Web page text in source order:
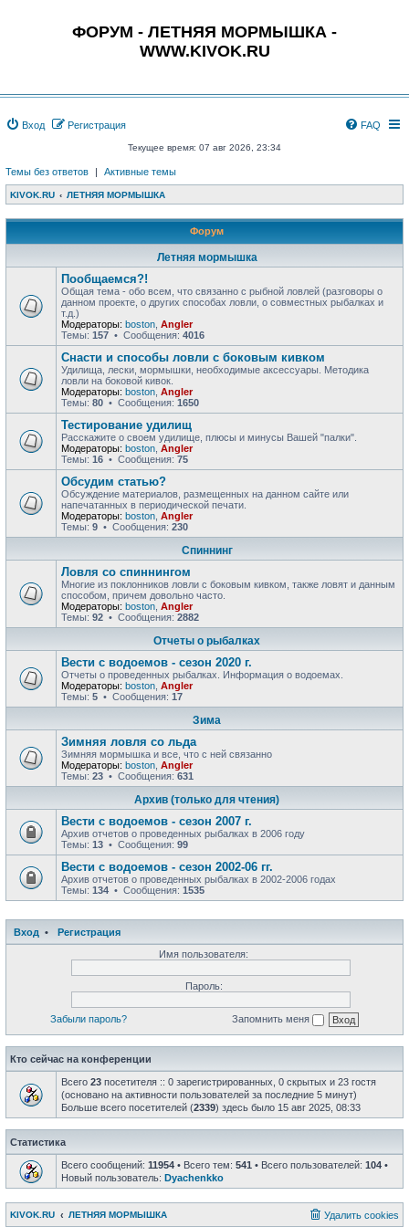
ФОРУМ - ЛЕТНЯЯ МОРМЫШКА -
WWW.KIVOK.RU
Вход Регистрация FAQ
Текущее время: 07 авг 2026, 23:34
Темы без ответов | Активные темы
KIVOK.RU ЛЕТНЯЯ МОРМЫШКА
Форум
Летняя мормышка
Пообщаемся?!
Общая тема - обо всем, что связанно с рыбной ловлей (разговоры о
данном проекте, о других способах ловли, о совместных рыбалках и
т.д.)
Модераторы: boston Angler
Темы: 157 • Сообщения: 4016
Снасти и способы ловли с боковым кивком
Удилища, лески, мормышки, необходимые аксессуары. Методика
ловли на боковой кивок.
Модераторы: boston Angler
Темы: 80 • Сообщения: 1650
Тестирование удилищ
Расскажите о своем удилище, плюсы и минусы Вашей "палки".
Модераторы: boston Angler
Темы: 16 • Сообщения: 75
Обсудим статью?
Обсуждение материалов, размещенных на данном сайте или
напечатанных в периодической печати.
Модераторы: boston Angler
Темы: 9 • Сообщения: 230
Спиннинг
Ловля со спиннингом
Многие из поклонников ловли с боковым кивком, также ловят и данным
способом, причем довольно часто.
Модераторы: boston Angler
Темы: 92 • Сообщения: 2882
Отчеты о рыбалках
Вести с водоемов - сезон 2020 г.
Отчеты о проведенных рыбалках. Информация о водоемах.
Модераторы: boston Angler
Темы: 5 • Сообщения: 17
Зима
Зимняя ловля со льда
Зимняя мормышка и все, что с ней связанно
Модераторы: boston Angler
Темы: 23 • Сообщения: 631
Архив (только для чтения)
Вести с водоемов - сезон 2007 г.
Архив отчетов о проведенных рыбалках в 2006 году
Темы: 13 • Сообщения: 99
Вести с водоемов - сезон 2002-06 гг.
Архив отчетов о проведенных рыбалках в 2002-2006 годах
Темы: 134 • Сообщения: 1535
Вход •
Регистрация
Имя пользователя:
Пароль:
Забыли пароль? Запомнить меня
Кто сейчас на конференции
Всего 23 посетителя :: 0 зарегистрированных, 0 скрытых и 23 гостя
(основано на активности пользователей за последние 5 минут)
Больше всего посетителей (2339) здесь было 15 авг 2025, 08:33
Статистика
Всего сообщений: 11954 • Всего тем: 541 • Всего пользователей: 104 •
Новый пользователь: Dyachenkko
KIVOK.RU ЛЕТНЯЯ МОРМЫШКА Удалить cookies